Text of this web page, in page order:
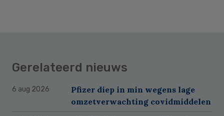
Gerelateerd nieuws
6 aug 2026
Pfizer diep in min wegens lage
omzetverwachting covidmiddelen